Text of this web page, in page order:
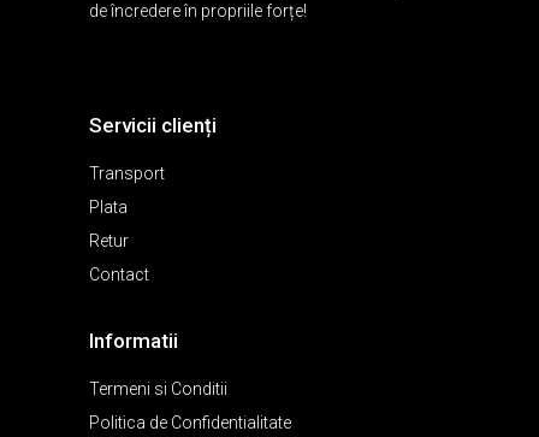
de încredere în propriile forțe!
Servicii clienți
Transport
Plata
Retur
Contact
Informatii
Termeni si Conditii
Politica de Confidentialitate